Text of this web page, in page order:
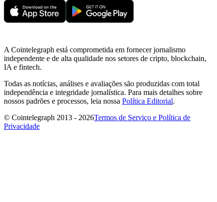
A Cointelegraph está comprometida em fornecer jornalismo
independente e de alta qualidade nos setores de cripto, blockchain,
IA e fintech.
Todas as notícias, análises e avaliações são produzidas com total
independência e integridade jornalística. Para mais detalhes sobre
nossos padrões e processos, leia nossa Política Editorial.
© Cointelegraph 2013 - 2026Termos de Serviço e Política de
Privacidade